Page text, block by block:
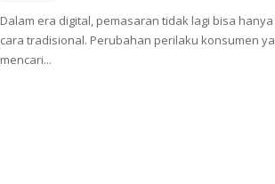
Dalam era digital, pemasaran tidak lagi bisa
cara tradisional. Perubahan perilaku konsumen
mencari...